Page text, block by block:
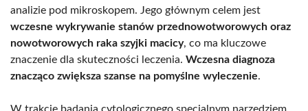
analizie pod mikroskopem. Jego głównym celem jest
wczesne wykrywanie stanów przednowotworowych oraz
nowotworowych raka szyjki macicy, co ma kluczowe
znaczenie dla skuteczności leczenia. Wczesna diagnoza
znacząco zwiększa szanse na pomyślne wyleczenie.